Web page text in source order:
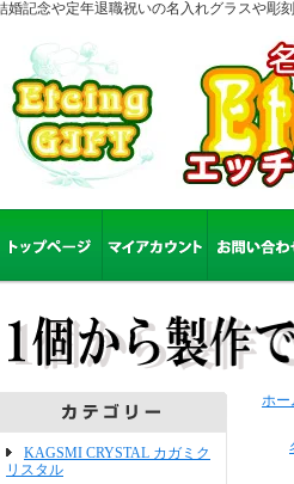
婚記念や定年退職祝いの名入れグラスや彫
KAGSMI CRYSTAL カガミク
リスタル
ホー